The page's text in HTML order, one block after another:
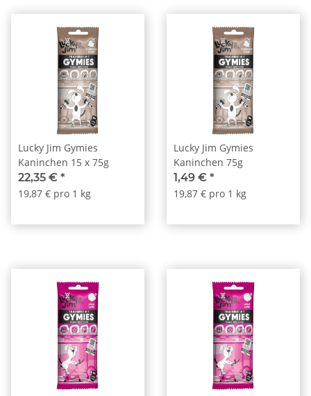
Lucky Jim Gymies
Kaninchen 15 x 75g
22,35 € *
19,87 € pro 1 kg
Lucky Jim Gymies
Kaninchen 75g
1,49 € *
19,87 € pro 1 kg